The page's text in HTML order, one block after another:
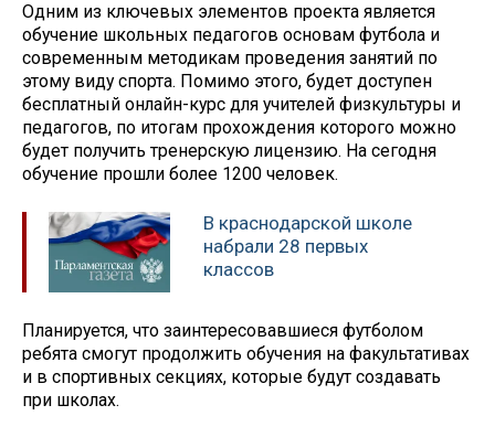
Одним из ключевых элементов проекта является
обучение школьных педагогов основам футбола и
современным методикам проведения занятий по
этому виду спорта. Помимо этого, будет доступен
бесплатный онлайн-курс для учителей физкультуры и
педагогов, по итогам прохождения которого можно
будет получить тренерскую лицензию. На сегодня
обучение прошли более 1200 человек.
В краснодарской школе
набрали 28 первых
классов
Планируется, что заинтересовавшиеся футболом
ребята смогут продолжить обучения на факультативах
и в спортивных секциях, которые будут создавать
при школах.